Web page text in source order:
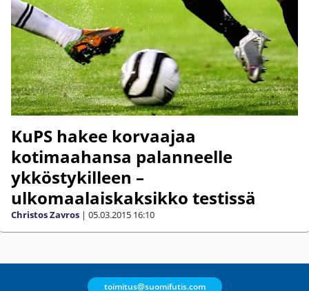
KuPS hakee korvaajaa
kotimaahansa palanneelle
ykköstykilleen –
ulkomaalaiskaksikko testissä
Christos Zavros | 05.03.2015 16:10
toimitus@suomifutis.com